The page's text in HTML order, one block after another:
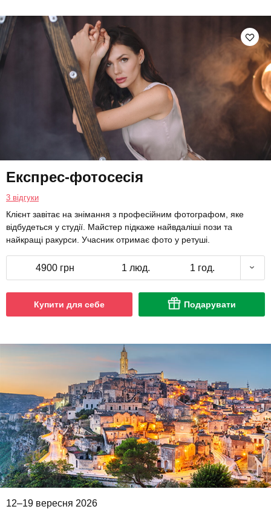
Експрес-фотосесія
3 відгуки
Клієнт завітає на знімання з професійним фотографом, яке
відбудеться у студії. Майстер підкаже найвдаліші пози та
найкращі ракурси. Учасник отримає фото у ретуші.
4900 грн 1 люд. 1 год.
Купити для себе Подарувати
12–19 вересня 2026